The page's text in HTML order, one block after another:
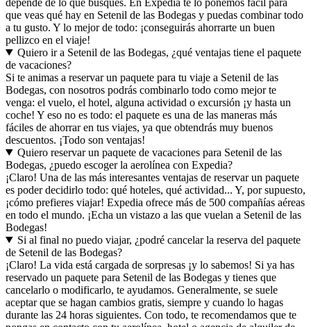
¿Con cuánta antelación debería reservar un viaje a Setenil de las
Bodegas?
Si quieres asegurarte de atrapar las mejores ofertas, lo más
recomendable es que reserves lo antes posible, y con Expedia
podrás comenzar a comparar precios de hoteles hasta 12 meses antes
de tu viaje. Eso sí: no está de más que eches un ojo a nuestras
ofertas especiales. Mira si hay alguna de Setenil de las Bodegas,
¡pues podrás ahorrarte un buen pellizco!
Quiero ir a Setenil de las Bodegas, ¿qué puedo incluir en mi
paquete de vacaciones?
Tu hotel, tu vuelo, alguna actividad o excursión... La verdad es que
depende de lo que busques. En Expedia te lo ponemos fácil para
que veas qué hay en Setenil de las Bodegas y puedas combinar todo
a tu gusto. Y lo mejor de todo: ¡conseguirás ahorrarte un buen
pellizco en el viaje!
Quiero ir a Setenil de las Bodegas, ¿qué ventajas tiene el paquete
de vacaciones?
Si te animas a reservar un paquete para tu viaje a Setenil de las
Bodegas, con nosotros podrás combinarlo todo como mejor te
venga: el vuelo, el hotel, alguna actividad o excursión ¡y hasta un
coche! Y eso no es todo: el paquete es una de las maneras más
fáciles de ahorrar en tus viajes, ya que obtendrás muy buenos
descuentos. ¡Todo son ventajas!
Quiero reservar un paquete de vacaciones para Setenil de las
Bodegas, ¿puedo escoger la aerolínea con Expedia?
¡Claro! Una de las más interesantes ventajas de reservar un paquete